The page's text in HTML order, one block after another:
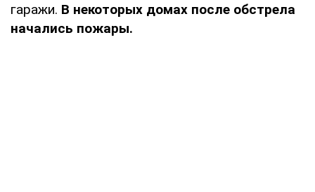
гаражи. В некоторых домах после обстрела
начались пожары.